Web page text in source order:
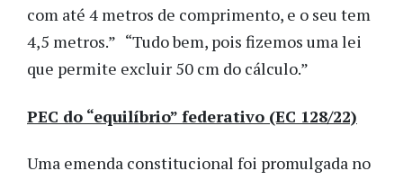
com até 4 metros de comprimento, e o seu tem
4,5 metros.” “Tudo bem, pois fizemos uma lei
que permite excluir 50 cm do cálculo.”
PEC do “equilíbrio” federativo (EC 128/22)
Uma emenda constitucional foi promulgada no